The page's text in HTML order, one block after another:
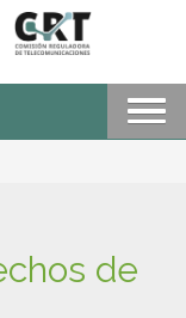
de